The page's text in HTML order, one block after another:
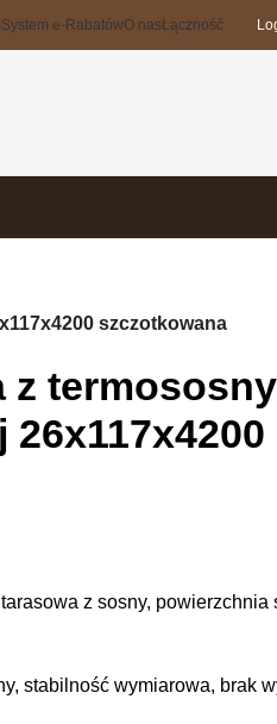
System e-RabatówO nasŁączność
szczotkowana
z termososny
z sosny, powierzchnia
stabilność wymiarowa, brak